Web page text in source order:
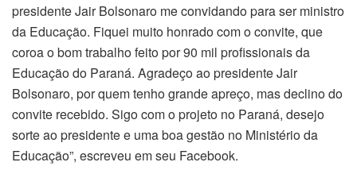
presidente Jair Bolsonaro me convidando para ser ministro
da Educação. Fiquei muito honrado com o convite, que
coroa o bom trabalho feito por 90 mil profissionais da
Educação do Paraná. Agradeço ao presidente Jair
Bolsonaro, por quem tenho grande apreço, mas declino do
convite recebido. Sigo com o projeto no Paraná, desejo
sorte ao presidente e uma boa gestão no Ministério da
Educação”, escreveu em seu Facebook.